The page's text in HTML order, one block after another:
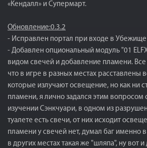
«Кендалл» и Супермарт.
Обновление:0.3.2
- Исправлен портал при входе в Убежище
- Добавлен опциональный модуль "01
видом свечей и добавление пламени.
что в игре в разных местах расставлены
которые излучают освещение, но как ни
пламени, я лично задался этим вопросом
изучении Сэнкчуари, в одном из
туалете есть свечи, от них исходит
пламени у свечей нет, думал баг именно
в других местах такая же "шляпа", ну вот